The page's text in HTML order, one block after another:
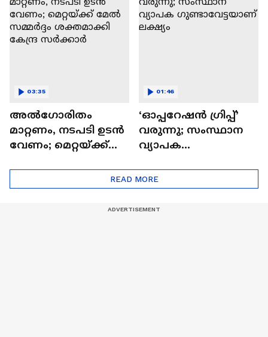
Police
അൽഗോരിതം
മാറ്റണം, നടപടി ഉടൻ
വേണം; മെറ്റയ്ക്ക്
ശക്തമാക്കി കേന്ദ്ര
സർക്കാർ
03:35
‘ഓപ്പറേഷൻ ഗ്രിപ്പ്’
വരുന്നു; സംസ്ഥാന
വ്യാപക
ലക്ഷ്യം
01:46
READ MORE